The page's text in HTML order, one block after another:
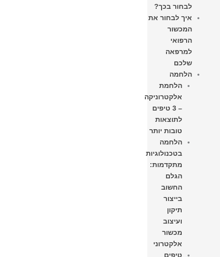
לבחור בכך?
איך לבחור את
המכשור
הרפואי
למרפאה
שלכם
הלחמה
הלחמת
אלקטרוניקה
– 3 טיפים
לתוצאות
טובות יותר
הלחמה
בטכנולוגיות
מתקדמות:
הגלם
החשוב
בייצור
תיקון
ועיצוב
מכשור
אלקטרוני
טיפים